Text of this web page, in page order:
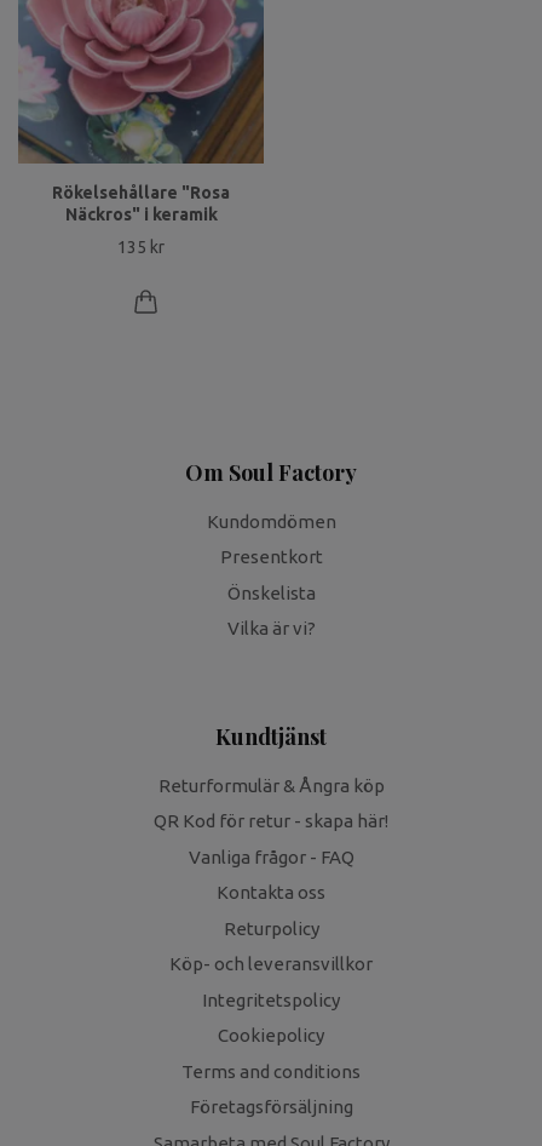
Rökelsehållare "Rosa
Näckros" i keramik
135 kr
Om Soul Factory
Kundomdömen
Presentkort
Önskelista
Vilka är vi?
Kundtjänst
Returformulär & Ångra köp
QR Kod för retur - skapa här!
Vanliga frågor - FAQ
Kontakta oss
Returpolicy
Köp- och leveransvillkor
Integritetspolicy
Cookiepolicy
Terms and conditions
Företagsförsäljning